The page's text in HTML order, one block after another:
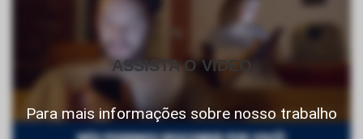
ASSISTA O VIDEO
Para mais informações sobre nosso trabalho